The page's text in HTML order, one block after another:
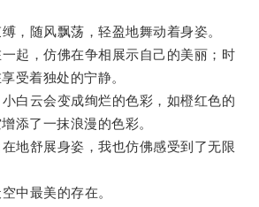
随风飘荡，轻盈地舞动着身姿。
，仿佛在争相展示自己的美丽；时
受着独处的宁静。
云会变成绚烂的色彩，如橙红色的
添了一抹浪漫的色彩。
舒展身姿，我也仿佛感受到了无限
最美的存在。